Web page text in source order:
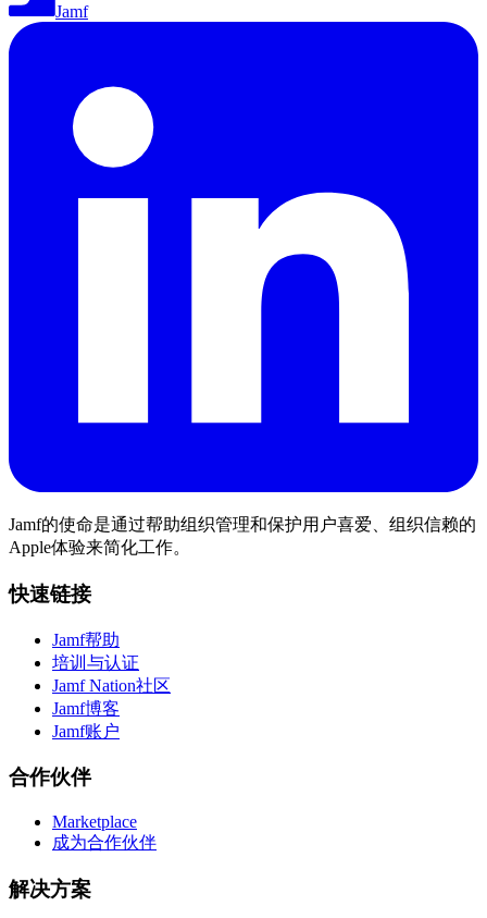
Jamf
Jamf的使命是通过帮助组织管理和保护用户喜爱、组织信赖的
Apple体验来简化工作。
快速链接
Jamf帮助
培训与认证
Jamf Nation社区
Jamf博客
Jamf账户
合作伙伴
Marketplace
成为合作伙伴
解决方案